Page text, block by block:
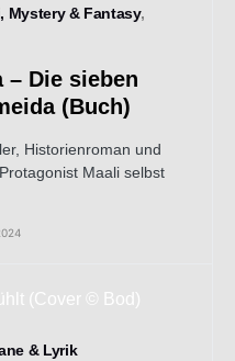
Mystery & Fantasy
– Die sieben
(Buch)
Historienroman und
Maali selbst
& Lyrik